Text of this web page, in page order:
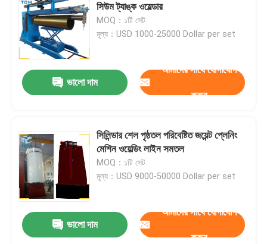
সিউম ট্যাঙ্ক ওয়েল্ডার
MOQ：১টি সেট
মূল্য：USD 1000-25000 Dollar per set
ভালো দাম
আমাদের সাথে যোগাযোগ
করুন
সিলিন্ডার শেল পৃষ্ঠতল পরিবেষ্টিত জয়েন্ট প্লেনিং
মেশিন ওয়েল্ডিং লাইন সমতল
MOQ：১টি সেট
মূল্য：USD 9000-50000 Dollar per set
ভালো দাম
আমাদের সাথে যোগাযোগ
করুন